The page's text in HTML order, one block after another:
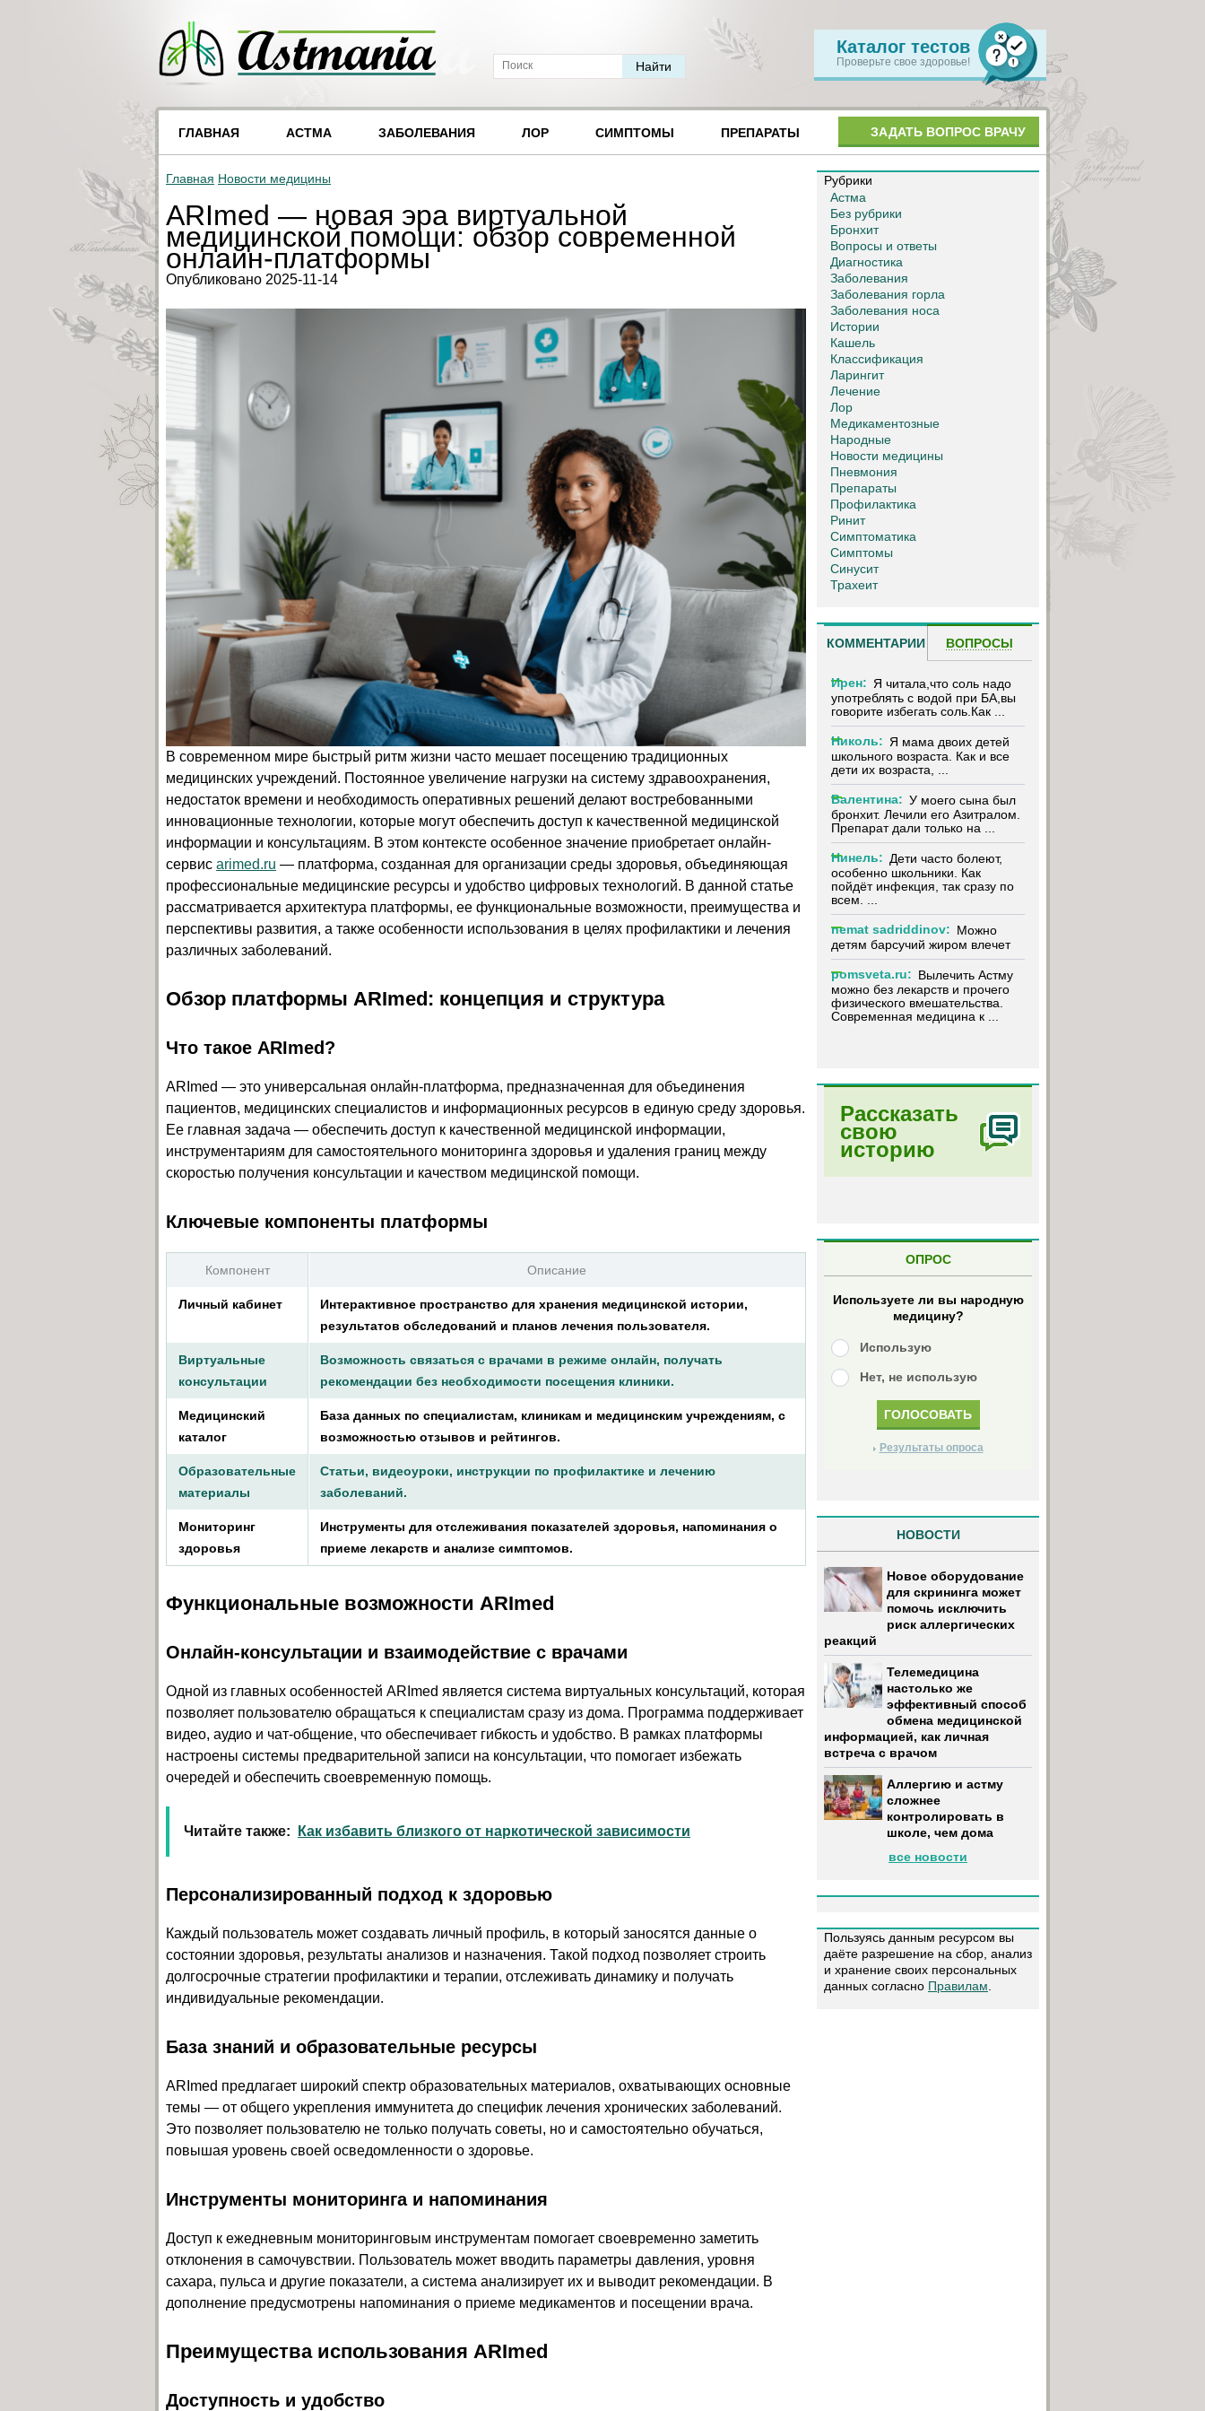
Каталог тестов
Проверьте свое здоровье!
ГЛАВНАЯ АСТМА ЗАБОЛЕВАНИЯ ЛОР СИМПТОМЫ ПРЕПАРАТЫ ЗАДАТЬ ВОПРОС ВРАЧУ
Главная Новости медицины
ARImed — новая эра виртуальной
медицинской помощи: обзор современной
онлайн-платформы
Опубликовано 2025-11-14
В современном мире быстрый ритм жизни часто мешает посещению традиционных
медицинских учреждений. Постоянное увеличение нагрузки на систему здравоохранения,
недостаток времени и необходимость оперативных решений делают востребованными
инновационные технологии, которые могут обеспечить доступ к качественной медицинской
информации и консультациям. В этом контексте особенное значение приобретает онлайн-
сервис arimed.ru — платформа, созданная для организации среды здоровья, объединяющая
профессиональные медицинские ресурсы и удобство цифровых технологий. В данной статье
рассматривается архитектура платформы, ее функциональные возможности, преимущества и
перспективы развития, а также особенности использования в целях профилактики и лечения
различных заболеваний.
Обзор платформы ARImed: концепция и структура
Что такое ARImed?
ARImed — это универсальная онлайн-платформа, предназначенная для объединения
пациентов, медицинских специалистов и информационных ресурсов в единую среду здоровья.
Ее главная задача — обеспечить доступ к качественной медицинской информации,
инструментариям для самостоятельного мониторинга здоровья и удаления границ между
скоростью получения консультации и качеством медицинской помощи.
Ключевые компоненты платформы
Компонент Описание
Личный кабинет
Интерактивное пространство для хранения медицинской истории,
результатов обследований и планов лечения пользователя.
Виртуальные
консультации
Возможность связаться с врачами в режиме онлайн, получать
рекомендации без необходимости посещения клиники.
Медицинский
каталог
База данных по специалистам, клиникам и медицинским учреждениям, с
возможностью отзывов и рейтингов.
Образовательные
материалы
Статьи, видеоуроки, инструкции по профилактике и лечению
заболеваний.
Мониторинг
здоровья
Инструменты для отслеживания показателей здоровья, напоминания о
приеме лекарств и анализе симптомов.
Функциональные возможности ARImed
Онлайн-консультации и взаимодействие с врачами
Одной из главных особенностей ARImed является система виртуальных консультаций, которая
позволяет пользователю обращаться к специалистам сразу из дома. Программа поддерживает
видео, аудио и чат-общение, что обеспечивает гибкость и удобство. В рамках платформы
настроены системы предварительной записи на консультации, что помогает избежать
очередей и обеспечить своевременную помощь.
Читайте также: Как избавить близкого от наркотической зависимости
Персонализированный подход к здоровью
Каждый пользователь может создавать личный профиль, в который заносятся данные о
состоянии здоровья, результаты анализов и назначения. Такой подход позволяет строить
долгосрочные стратегии профилактики и терапии, отслеживать динамику и получать
индивидуальные рекомендации.
База знаний и образовательные ресурсы
ARImed предлагает широкий спектр образовательных материалов, охватывающих основные
темы — от общего укрепления иммунитета до специфик лечения хронических заболеваний.
Это позволяет пользователю не только получать советы, но и самостоятельно обучаться,
повышая уровень своей осведомленности о здоровье.
Инструменты мониторинга и напоминания
Доступ к ежедневным мониторинговым инструментам помогает своевременно заметить
отклонения в самочувствии. Пользователь может вводить параметры давления, уровня
сахара, пульса и другие показатели, а система анализирует их и выводит рекомендации. В
дополнение предусмотрены напоминания о приеме медикаментов и посещении врача.
Преимущества использования ARImed
Доступность и удобство
Рубрики
Астма
Без рубрики
Бронхит
Вопросы и ответы
Диагностика
Заболевания
Заболевания горла
Заболевания носа
Истории
Кашель
Классификация
Ларингит
Лечение
Лор
Медикаментозные
Народные
Новости медицины
Пневмония
Препараты
Профилактика
Ринит
Симптоматика
Симптомы
Синусит
Трахеит
КОММЕНТАРИИ ВОПРОСЫ
Ирен: Я читала,что соль надо
употреблять с водой при БА,вы
говорите избегать соль.Как ...
Николь: Я мама двоих детей
школьного возраста. Как и все
дети их возраста, ...
Валентина: У моего сына был
бронхит. Лечили его Азитралом.
Препарат дали только на ...
Нинель: Дети часто болеют,
особенно школьники. Как
пойдёт инфекция, так сразу по
всем. ...
nemat sadriddinov: Можно
детям барсучий жиром влечет
pomsveta.ru: Вылечить Астму
можно без лекарств и прочего
физического вмешательства.
Современная медицина к ...
Рассказать
свою
историю
ОПРОС
Используете ли вы народную
медицину?
Использую
Нет, не использую
Результаты опроса
НОВОСТИ
Новое оборудование
для скрининга может
помочь исключить
риск аллергических
реакций
Телемедицина
настолько же
эффективный способ
обмена медицинской
информацией, как личная
встреча с врачом
Аллергию и астму
сложнее
контролировать в
школе, чем дома
все новости
Пользуясь данным ресурсом вы
даёте разрешение на сбор, анализ
и хранение своих персональных
данных согласно Правилам